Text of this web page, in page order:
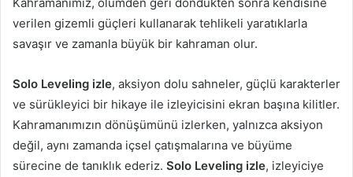
verilen gizemli güçleri kullanarak tehlikeli yaratıklarla
savaşır ve zamanla büyük bir kahraman olur.
Solo Leveling izle, aksiyon dolu sahneler, güçlü karakterler
ve sürükleyici bir hikaye ile izleyicisini ekran başına kilitler.
Kahramanımızın dönüşümünü izlerken, yalnızca aksiyon
değil, aynı zamanda içsel çatışmalarına ve büyüme
sürecine de tanıklık ederiz. Solo Leveling izle, izleyiciye